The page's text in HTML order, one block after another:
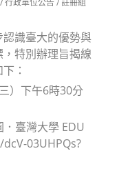
識臺大的優勢與
特別辦理旨揭線
：
）下午6時30分
臺灣大學 EDU
03UHPQs?